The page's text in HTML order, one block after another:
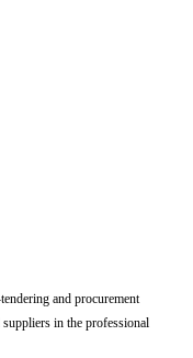
and procurement
in the professional